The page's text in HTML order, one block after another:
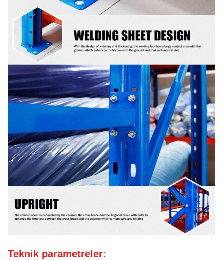
Teknik parametreler: